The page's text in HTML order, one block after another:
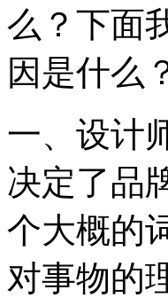
么？下面
因是什么
一、设计
决定了品
个大概的
对事物的